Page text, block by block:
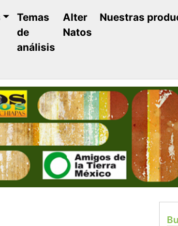
Temas
de
análisis
Alter
Natos
Nuestras